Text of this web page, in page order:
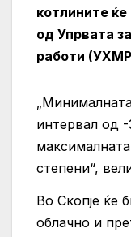
котлините
од Упрвата
работи
интервал од
степени“,
Во Скопје ќе
облачно и